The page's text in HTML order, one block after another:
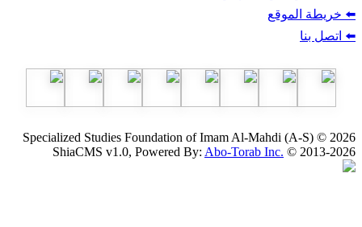
Specialized Studies Foundation of Imam Al-
ShiaCMS v1.0, Powered By:Abo-Torab Inc.